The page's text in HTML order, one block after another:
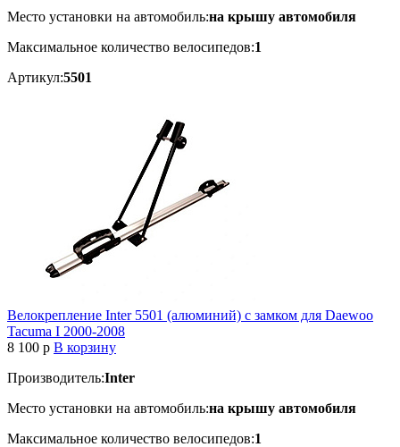
Место установки на автомобиль:на крышу автомобиля
Максимальное количество велосипедов:1
Артикул:5501
Велокрепление Inter 5501 (алюминий) с замком для Daewoo
Tacuma I 2000-2008
8 100 p В корзину
Производитель:Inter
Место установки на автомобиль:на крышу автомобиля
Максимальное количество велосипедов:1